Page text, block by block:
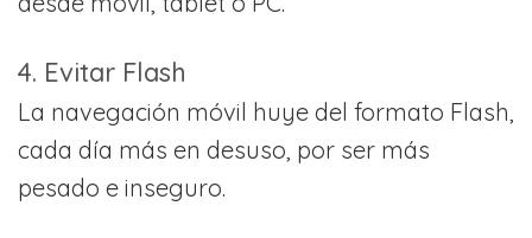
4. Evitar Flash
La navegación móvil huye del formato Flash,
cada día más en desuso, por ser más
pesado e inseguro.